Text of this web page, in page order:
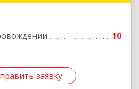
10
заявку
заявку